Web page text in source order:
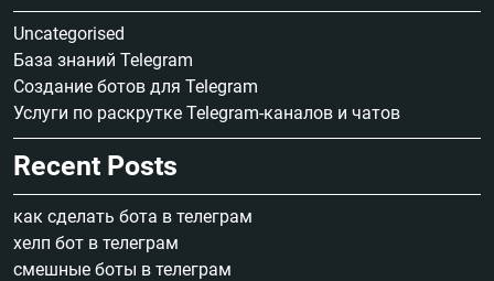
Uncategorised
База знаний Telegram
Создание ботов для Telegram
Услуги по раскрутке Telegram-каналов и чатов
Recent Posts
как сделать бота в телеграм
хелп бот в телеграм
смешные боты в телеграм